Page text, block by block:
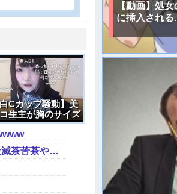
Cカップ騒動】美
生主が胸のサイズ
れて放送中にブチ
積水ハウス「地面師に55億円騙し取られた…」ワイ「はえーかわいそう…会社滅茶苦茶やろなぁ」
【動画】処
に挿入され